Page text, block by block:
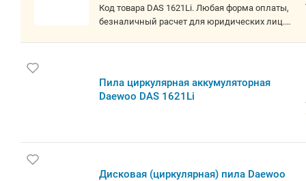
Код товара DAS 1621Li. Любая форма оплаты,
безналичный расчет для юридических лиц.
Пила циркулярная аккумуляторная
Daewoo DAS 1621Li
Дисковая (циркулярная) пила Daewoo